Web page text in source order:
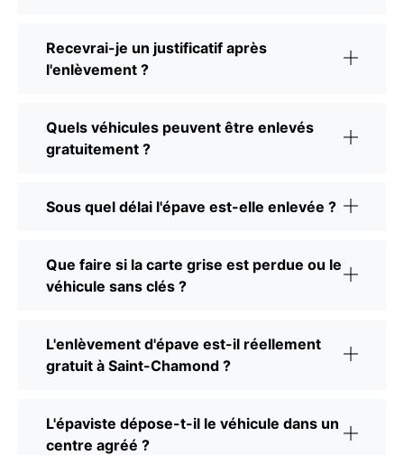
Recevrai-je un justificatif après
l'enlèvement ?
Quels véhicules peuvent être enlevés
gratuitement ?
Sous quel délai l'épave est-elle enlevée ?
Que faire si la carte grise est perdue ou le
véhicule sans clés ?
L'enlèvement d'épave est-il réellement
gratuit à Saint-Chamond ?
L'épaviste dépose-t-il le véhicule dans un
centre agréé ?